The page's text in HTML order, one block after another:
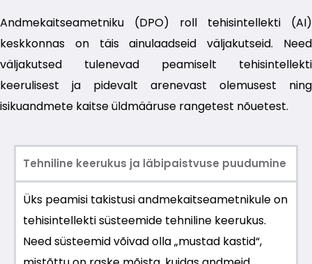
Andmekaitseametniku (DPO) roll tehisintellekti (AI)
keskkonnas on täis ainulaadseid väljakutseid. Need
väljakutsed tulenevad peamiselt tehisintellekti
keerulisest ja pidevalt arenevast olemusest ning
isikuandmete kaitse üldmääruse rangetest nõuetest.
Tehniline keerukus ja läbipaistvuse puudumine
Üks peamisi takistusi andmekaitseametnikule on
tehisintellekti süsteemide tehniline keerukus.
Need süsteemid võivad olla „mustad kastid“,